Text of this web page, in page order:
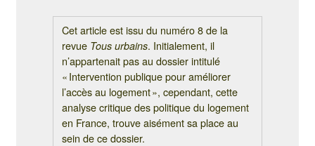
Cet article est issu du numéro 8 de la
revue Tous urbains. Initialement, il
n’appartenait pas au dossier intitulé
« Intervention publique pour améliorer
l’accès au logement », cependant, cette
analyse critique des politique du logement
en France, trouve aisément sa place au
sein de ce dossier.